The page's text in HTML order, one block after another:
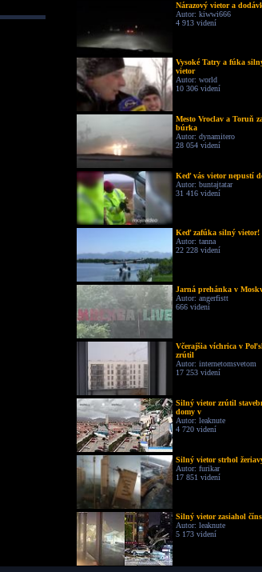
Nárazový vietor a
Autor: kiwwi666
4 913 videní
Vysoké Tatry a fúka
vietor
Autor: world
10 306 videní
Mesto Vroclav a Toruň
búrka
Autor: dynamitero
28 054 videní
Keď vás vietor nepustí
Autor: buntajtatar
31 416 videní
Keď zafúka silný vietor!
Autor: tanna
22 228 videní
Jarná prehánka v
Autor: angerfistt
666 videní
Včerajšia víchrica v
zrútil
Autor: internetomsvetom
17 253 videní
Silný vietor zrútil
domy v
Autor: leaknute
4 720 videní
Silný vietor strhol
Autor: furikar
17 851 videní
Silný vietor zasiahol
Autor: leaknute
5 173 videní